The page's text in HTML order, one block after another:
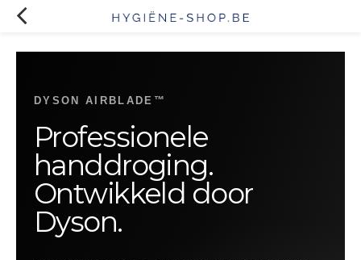
DYSON AIRBLADE™
Professionele
handdroging.
Ontwikkeld door
Dyson.